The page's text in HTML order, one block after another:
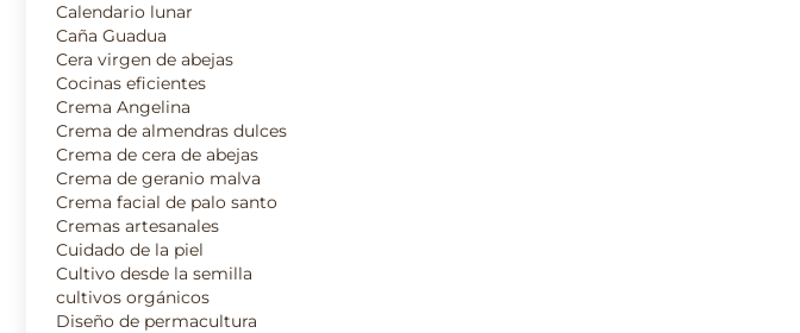
Calendario lunar
Caña Guadua
Cera virgen de abejas
Cocinas eficientes
Crema Angelina
Crema de almendras dulces
Crema de cera de abejas
Crema de geranio malva
Crema facial de palo santo
Cremas artesanales
Cuidado de la piel
Cultivo desde la semilla
cultivos orgánicos
Diseño de permacultura